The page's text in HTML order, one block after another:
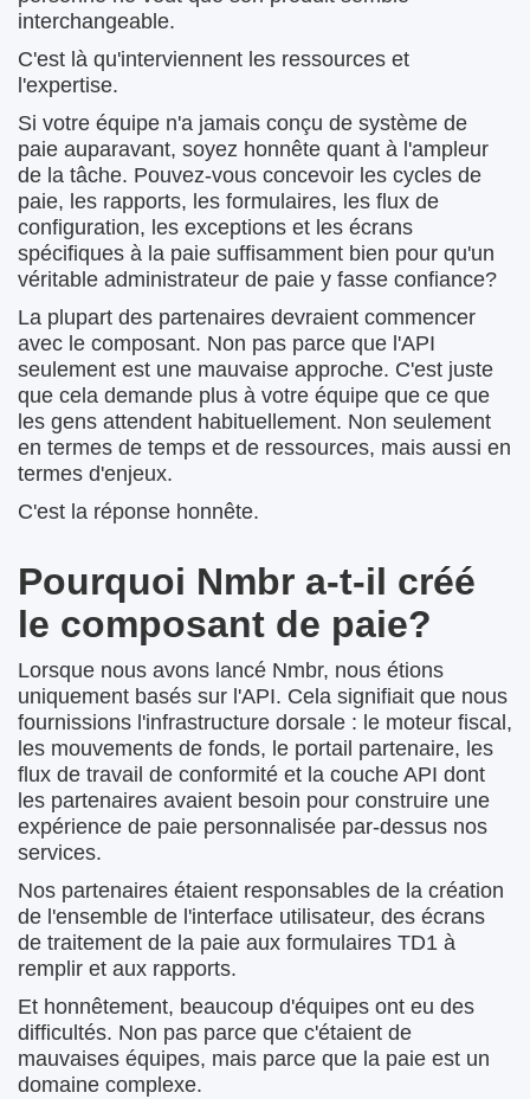
interchangeable.
C'est là qu'interviennent les ressources et
l'expertise.
Si votre équipe n'a jamais conçu de système de
paie auparavant, soyez honnête quant à l'ampleur
de la tâche. Pouvez-vous concevoir les cycles de
paie, les rapports, les formulaires, les flux de
configuration, les exceptions et les écrans
spécifiques à la paie suffisamment bien pour qu'un
véritable administrateur de paie y fasse confiance?
La plupart des partenaires devraient commencer
avec le composant. Non pas parce que l'API
seulement est une mauvaise approche. C'est juste
que cela demande plus à votre équipe que ce que
les gens attendent habituellement. Non seulement
en termes de temps et de ressources, mais aussi en
termes d'enjeux.
C'est la réponse honnête.
Pourquoi Nmbr a-t-il créé
le composant de paie?
Lorsque nous avons lancé Nmbr, nous étions
uniquement basés sur l'API. Cela signifiait que nous
fournissions l'infrastructure dorsale : le moteur fiscal,
les mouvements de fonds, le portail partenaire, les
flux de travail de conformité et la couche API dont
les partenaires avaient besoin pour construire une
expérience de paie personnalisée par-dessus nos
services.
Nos partenaires étaient responsables de la création
de l'ensemble de l'interface utilisateur, des écrans
de traitement de la paie aux formulaires TD1 à
remplir et aux rapports.
Et honnêtement, beaucoup d'équipes ont eu des
difficultés. Non pas parce que c'étaient de
mauvaises équipes, mais parce que la paie est un
domaine complexe.